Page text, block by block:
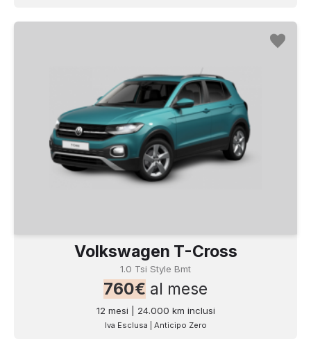
Volkswagen T-Cross
1.0 Tsi Style Bmt
760€ al mese
12 mesi | 24.000 km inclusi
Iva Esclusa | Anticipo Zero